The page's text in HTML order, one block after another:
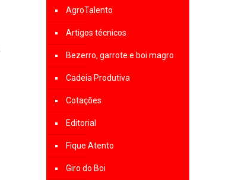
AgroTalento
Artigos técnicos
Bezerro, garrote e boi magro
Cadeia Produtiva
Cotações
Editorial
Fique Atento
Giro do Boi